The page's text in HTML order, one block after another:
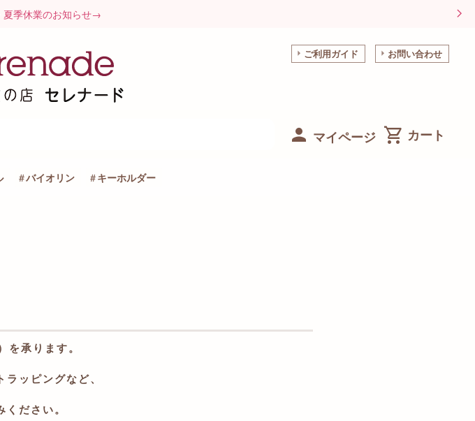
夏季休業のお知らせ→
ご利用ガイド お問い合わせ
マイページ
バイオリン キーホルダー
を承ります。
ッピングなど、
ださい。